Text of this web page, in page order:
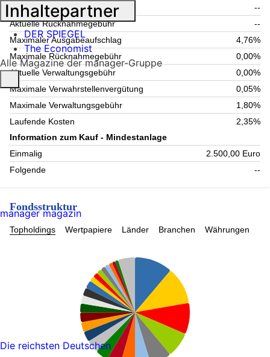
Aktueller Ausgabeaufschlag
--
Aktuelle Rücknahmegebühr
--
Maximaler Ausgabeaufschlag
4,76%
Maximale Rücknahmegebühr
0,00%
Aktuelle Verwaltungsgebühr
0,00%
Maximale Verwahrstellenvergütung
0,05%
Maximale Verwaltungsgebühr
1,80%
Laufende Kosten
2,35%
Information zum Kauf - Mindestanlage
Einmalig
2.500,00 Euro
Folgende
--
Fondsstruktur
Topholdings Wertpapiere Länder Branchen Währungen
Inhaltepartner
DER SPIEGEL
The Economist
Alle Magazine der manager-Gruppe
manager magazin
Die reichsten Deutschen